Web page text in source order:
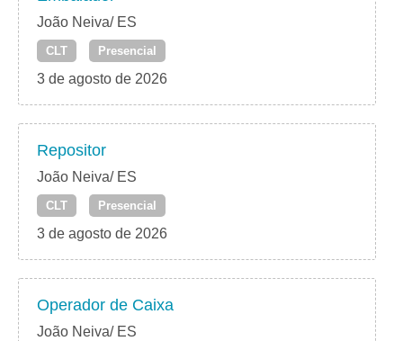
João Neiva/ ES
CLT Presencial
3 de agosto de 2026
Repositor
João Neiva/ ES
CLT Presencial
3 de agosto de 2026
Operador de Caixa
João Neiva/ ES